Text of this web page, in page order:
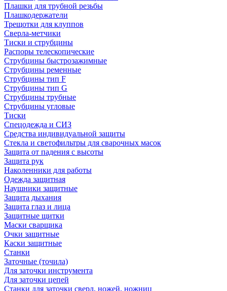
Плашки для трубной резьбы
Плашкодержатели
Трещотки для клуппов
Сверла-метчики
Тиски и струбцины
Распоры телескопические
Струбцины быстрозажимные
Струбцины ременные
Струбцины тип F
Струбцины тип G
Струбцины трубные
Струбцины угловые
Тиски
Спецодежда и СИЗ
Средства индивидуальной защиты
Стекла и светофильтры для сварочных масок
Защита от падения с высоты
Защита рук
Наколенники для работы
Одежда защитная
Наушники защитные
Защита дыхания
Защита глаз и лица
Защитные щитки
Маски сварщика
Очки защитные
Каски защитные
Станки
Заточные (точила)
Для заточки инструмента
Для заточки цепей
Станки для заточки сверл, ножей, ножниц